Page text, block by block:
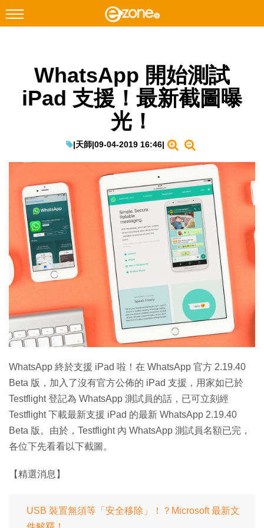
Facebook Instagram
科技焦點
教學評測
EduTech
IT Times
生成式AI與雲端應用
Enterprise Digital Transformation
特集
WhatsApp 開始測試
iPad 支援！最新截圖曝
光！
|天師|09-04-2019 16:46|
WhatsApp 終於支援 iPad 啦！在 WhatsApp 官方 2.19.40
Beta 版，加入了沒有官方公佈的 iPad 支援，用家如已於
Testflight 登記為 WhatsApp 測試員的話，已可立刻經
Testflight 下載最新支援 iPad 的最新 WhatsApp 2.19.40
Beta 版。由於，Testflight 內 WhatsApp 測試員名額已完，
各位下先看看以下截圖。
【精選消息】
USB 裝置無須等「安全移除」！？Microsoft 最新文